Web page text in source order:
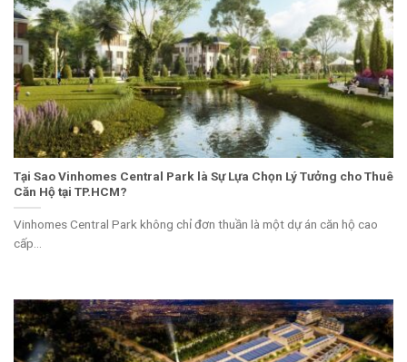
Tại Sao Vinhomes Central Park là Sự Lựa Chọn Lý Tưởng cho Thuê
Căn Hộ tại TP.HCM?
Vinhomes Central Park không chỉ đơn thuần là một dự án căn hộ cao
cấp...